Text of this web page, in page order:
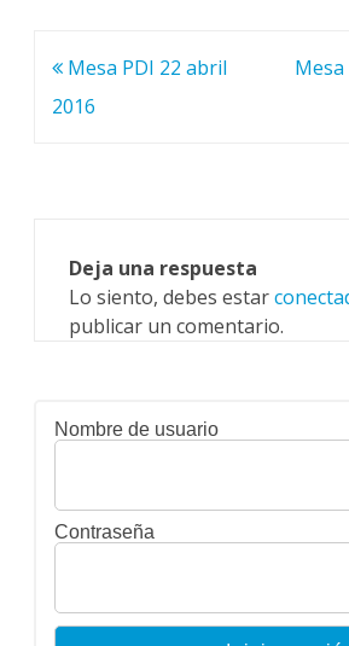
Navegación
de
Mesa PDI 22 abril
2016
Mesa
Deja una respuesta
Lo siento, debes estar
publicar un comentario.
Nombre de usuario
Contraseña